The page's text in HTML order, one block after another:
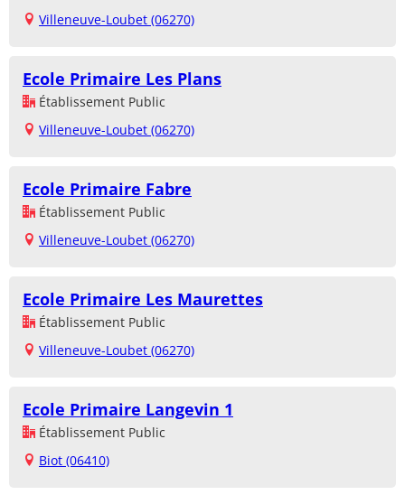
Villeneuve-Loubet (06270)
Ecole Primaire Les Plans
Établissement Public
Villeneuve-Loubet (06270)
Ecole Primaire Fabre
Établissement Public
Villeneuve-Loubet (06270)
Ecole Primaire Les Maurettes
Établissement Public
Villeneuve-Loubet (06270)
Ecole Primaire Langevin 1
Établissement Public
Biot (06410)